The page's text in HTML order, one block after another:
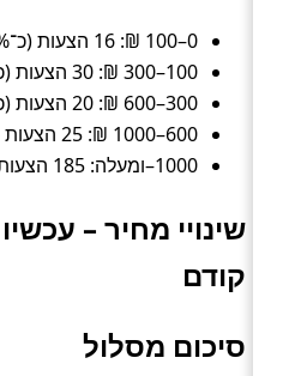
0–100 ₪: 16 הצעות (כ־6%).
100–300 ₪: 30 הצעות (כ־11%).
300–600 ₪: 20 הצעות (כ־7%).
600–1000 ₪: 25 הצעות (כ־9%).
1000–ומעלה: 185 הצעות (כ־67%).
שינויי מחיר –
קודם
סיכום מסלול